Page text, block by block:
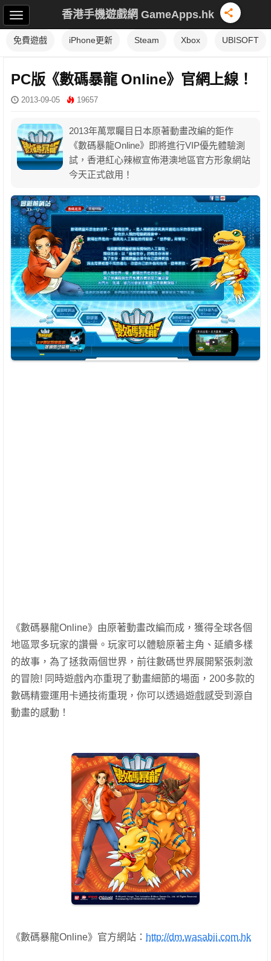
香港手機遊戲網 GameApps.hk
免費遊戲 iPhone更新 Steam Xbox UBISOFT
PC版《數碼暴龍 Online》官網上線！
2013-09-05 19657
2013年萬眾矚目日本原著動畫改編的鉅作
《數碼暴龍Online》即將進行VIP優先體驗測
試，香港紅心辣椒宣佈港澳地區官方形象網站
今天正式啟用！
《數碼暴龍Online》由原著動畫改編而成，獲得全球各個
地區眾多玩家的讚譽。玩家可以體驗原著主角、延續多樣
的故事，為了拯救兩個世界，前往數碼世界展開緊張刺激
的冒險! 同時遊戲內亦重現了動畫細節的場面，200多款的
數碼精靈運用卡通技術重現，你可以透過遊戲感受到源自
動畫的感動！
《數碼暴龍Online》官方網站： http://dm.wasabii.com.hk